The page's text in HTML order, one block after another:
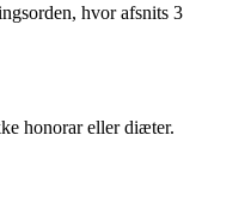
hvor afsnits 3
honorar eller diæter.